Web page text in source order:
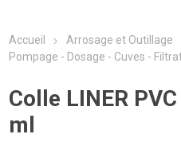
Accueil Arrosage et Outillage
Pompage - Dosage - Cuves -
Colle LINER
ml